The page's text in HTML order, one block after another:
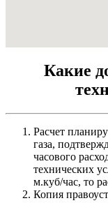
Какие
Расчет
газа,
часового
технических
м.куб/час, то
Копия